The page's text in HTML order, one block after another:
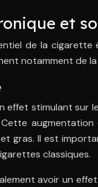
et
de la
notamment de
effet stimulant sur
gras. Il est
classiques.
avoir un